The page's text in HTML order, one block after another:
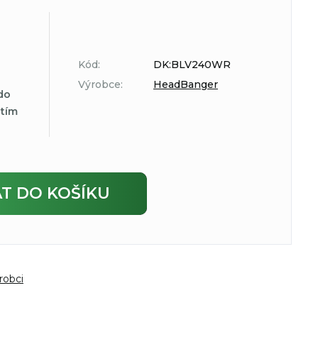
Kód:
DK:BLV240WR
Výrobce:
HeadBanger
DO KOŠÍKU